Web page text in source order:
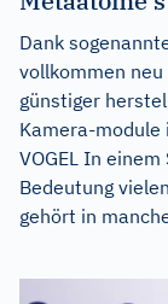
Dank
vollkommen
günstiger
Kamera-module
VOGEL In
Bedeutung
gehört in